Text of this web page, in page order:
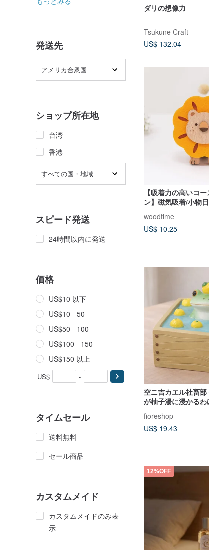
発送先
アメリカ合衆国
ショップ所在地
台湾
香港
すべての国・地域
スピード発送
24時間以内に発送
価格
US$10 以下
US$10 - 50
US$50 - 100
US$100 - 150
US$150 以上
US$ -
タイムセール
送料無料
セール商品
カスタムメイド
カスタムメイドのみ表
示
ダリの想像力
Tsukune Craft
US$ 132.04
【吸着力の高いコ
ン】磁気吸着/小物
woodtime
US$ 10.25
空ニ吉カエル社畜
が柚子湯に浸かるわ
フィスで癒される小
fioreshop
US$ 19.43
12%OFF